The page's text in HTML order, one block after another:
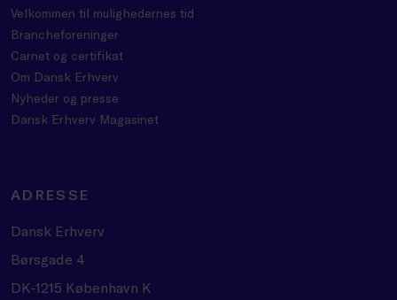
Velkommen til mulighedernes tid
Brancheforeninger
Carnet og certifikat
Om Dansk Erhverv
Nyheder og presse
Dansk Erhverv Magasinet
ADRESSE
Dansk Erhverv
Børsgade 4
DK-1215 København K